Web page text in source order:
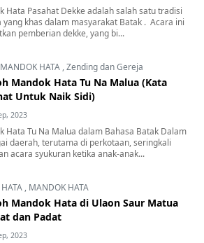
Hata Pasahat Dekke adalah salah satu tradisi
yang khas dalam masyarakat Batak . Acara ini
pemberian dekke, yang bi...
MANDOK HATA ,Zending dan Gereja
Mandok Hata Tu Na Malua (Kata
Untuk Naik Sidi)
2023
Hata Tu Na Malua dalam Bahasa Batak Dalam
daerah, terutama di perkotaan, seringkali
acara syukuran ketika anak-anak...
HATA , MANDOK HATA
Mandok Hata di Ulaon Saur Matua
dan Padat
2023